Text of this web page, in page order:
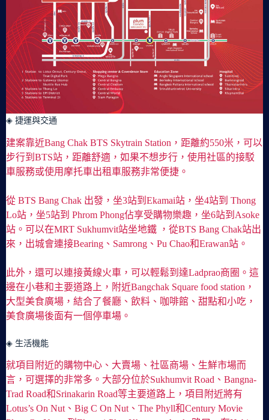
◈ 捷運與交通
建案靠近Bang Chak BTS Skytrain Station，距離約550米，可以
步行到BTS站，距離舒適，如果不想步行，使用社區的接駁
車服務或使用摩托車出租車服務非常便捷。
從 BTS Bang Chak 出發，坐3站到Ekamai站，坐4站到 Thong
Lo站，坐5站到 Phrom Phong佔享受購物樂趣，坐6站到Asoke
站。可以在MRT Sukhumvit站坐地鐵 ，從BTS Bang Chak站出
來，出城會連接Bearing、Samrong、Pu Chao和Erawan站。
此外，還可以連接黃線火車，可以輕鬆到達Ladprao商圈。這
邊在小巷和主要道路上，附近Bangchak Square food station，
大型美食廣場，結合了餐廳、飲料、咖啡館、甜點和小吃，
美食廣場後面有一個停車場。
◈ 生活機能
就項目附近的購物中心、大賣場、社區商場、生鮮市場而
言，可選擇的非常多。大部分位於Sukhumvit Road、Bangna-
Trad Road和Srinakarin Road等主要道路上，項目附近將有
Lotus’s On Nut、Big C On Nut、The Phyll和Century Movie